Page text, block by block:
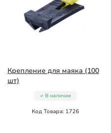
Крепление для маяка (100
шт)
В наличии
Код Товара: 1726